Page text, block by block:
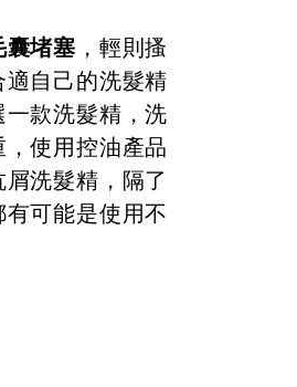
囊堵塞 ，輕則搔
自己的洗髮精
款洗髮精，洗
使用控油產品
洗髮精，隔了
可能是使用不